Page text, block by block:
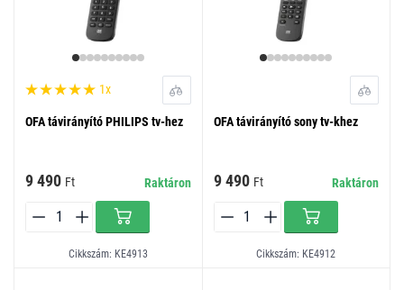
1x
OFA távirányító PHILIPS tv-hez
9 490 Ft Raktáron
Cikkszám: KE4913
OFA távirányító sony tv-khez
9 490 Ft Raktáron
Cikkszám: KE4912